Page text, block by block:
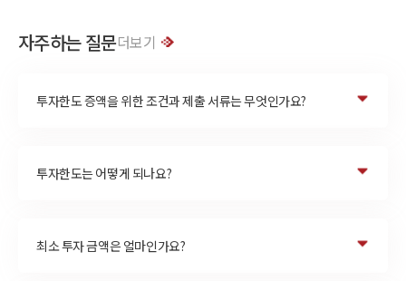
자주하는 질문더보기
투자한도 증액을 위한 조건과 제출 서류는 무엇인가요?
투자한도는 어떻게 되나요?
최소 투자 금액은 얼마인가요?